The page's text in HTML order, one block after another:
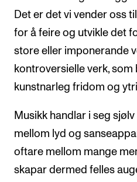
Det er det vi vender oss
for å feire og utvikle det
store eller imponerande
kontroversielle verk,
kunstnarleg fridom og
Musikk handlar i seg
mellom lyd og
oftare mellom mange
skapar dermed felles